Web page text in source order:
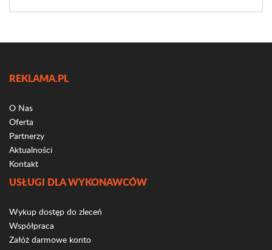
REKLAMA.PL
O Nas
Oferta
Partnerzy
Aktualności
Kontakt
USŁUGI DLA WYKONAWCÓW
Wykup dostęp do zleceń
Współpraca
Załóż darmowe konto